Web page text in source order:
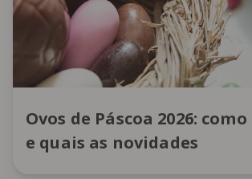
Ovos de Páscoa 2026:
e quais as novidades